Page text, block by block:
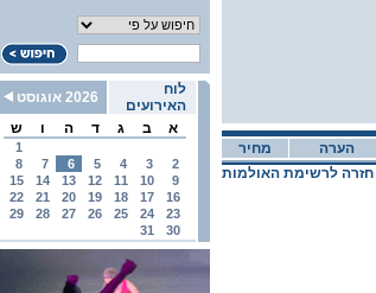
לוח
האירועים
2026 אוגוסט
א
ב ג ד ה ו ש
1
2
3
4
5
6
7
8
9
10
11
12
13
14
15
16
17
18
19
20
21
22
23
24
25
26
27
28
29
30
31
מחיר הערה
חזרה לרשימת האולמות